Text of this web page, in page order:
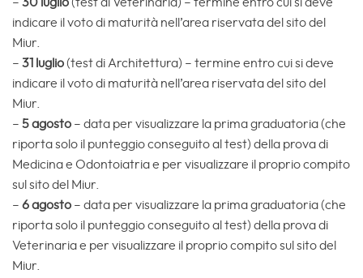
indicare il voto di maturità nell’area riservata del sito del
Miur.
– 31 luglio(test di Architettura) – termine entro cui si deve
indicare il voto di maturità nell’area riservata del sito del
Miur.
– 5 agosto – data per visualizzare la prima graduatoria (che
riporta solo il punteggio conseguito al test) della prova di
Medicina e Odontoiatria e per visualizzare il proprio compito
sul sito del Miur.
– 6 agosto – data per visualizzare la prima graduatoria (che
riporta solo il punteggio conseguito al test) della prova di
Veterinaria e per visualizzare il proprio compito sul sito del
Miur.